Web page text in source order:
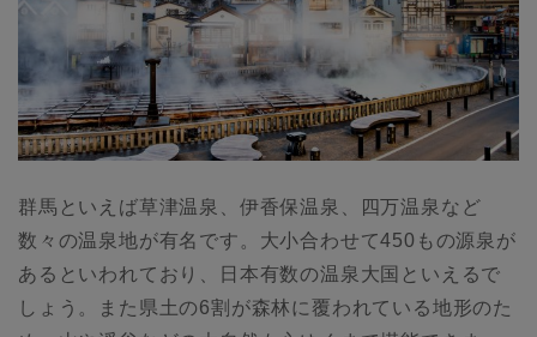
群馬といえば草津温泉、伊香保温泉、四万温泉など
数々の温泉地が有名です。大小合わせて450もの源泉が
あるといわれており、日本有数の温泉大国といえるで
しょう。また県土の6割が森林に覆われている地形のた